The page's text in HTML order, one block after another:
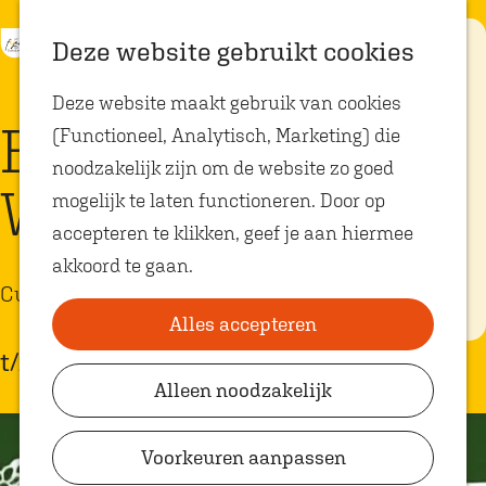
Deze website gebruikt cookies
Deze website maakt gebruik van cookies
(Functioneel, Analytisch, Marketing) die
noodzakelijk zijn om de website zo goed
mogelijk te laten functioneren. Door op
accepteren te klikken, geef je aan hiermee
akkoord te gaan.
Alles accepteren
Alleen noodzakelijk
Voorkeuren aanpassen
n
a
a
e
o
p
K
a
r
t
Z
e
k
e
n
e
n
u
Eten met
Op zoek naar
kindvriendelijke
restaurants in
Oosterhout? In
Oosterhout vind
je volop plekken
waar je gezellig
en lekker kunt
kindvriendelijke
eetadresjes.
Plan je bezoek
VVV Shop
VVV Oosterhout
Brews in the
Woods
Culinair
t/m 27 juni